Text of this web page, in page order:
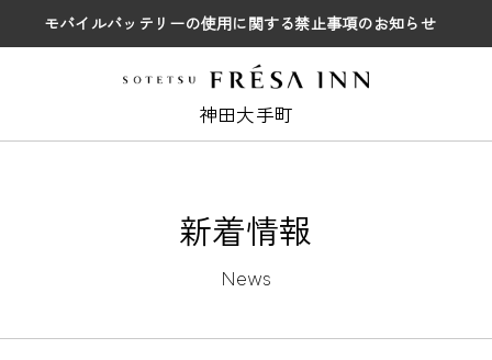
モバイルバッテリーの使用に関する禁止事項のお知らせ
神田大手町
新着情報
News